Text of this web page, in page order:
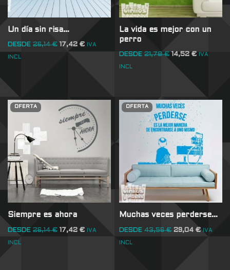
Un día sin risa…
DESDE 26,14€ 17,42 € IVA
INCL
La vida es mejor con un
perro
DESDE 21,78€ 14,52€ IVA
INCL
OFERTA
Siempre es ahora
DESDE 26,14€ 17,42 € IVA
INCL
OFERTA
Muchas veces perderse…
DESDE 43,56€ 29,04€ IVA
INCL